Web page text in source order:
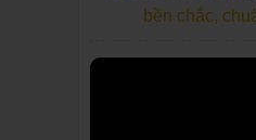
bền chắc,